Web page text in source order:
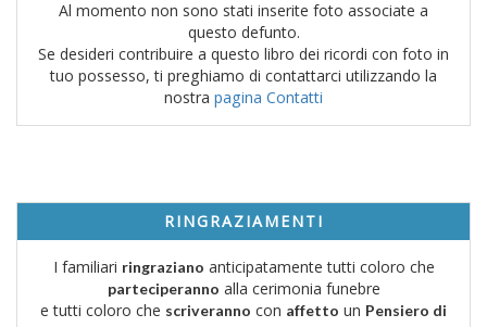
Al momento non sono stati inserite foto associate a
questo defunto.
Se desideri contribuire a questo libro dei ricordi con foto in
tuo possesso, ti preghiamo di contattarci utilizzando la
nostra pagina Contatti
RINGRAZIAMENTI
I familiari ringraziano anticipatamente tutti coloro che
parteciperanno alla cerimonia funebre
e tutti coloro che scriveranno con affetto un Pensiero di